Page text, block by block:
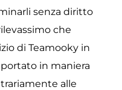
senza diritto
che
di Teamooky in
in maniera
alle